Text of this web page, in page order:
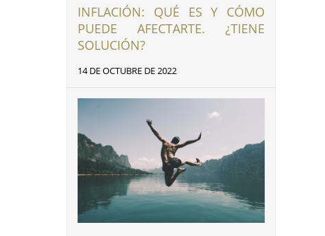
INFLACIÓN: QUÉ ES Y CÓMO
PUEDE AFECTARTE. ¿TIENE
SOLUCIÓN?
14 DE OCTUBRE DE 2022